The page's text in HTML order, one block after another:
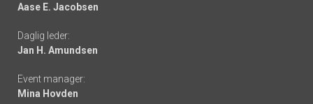
-
links
Aase E. Jacobsen
Daglig leder:
Jan H. Amundsen
Event manager:
Mina Hovden